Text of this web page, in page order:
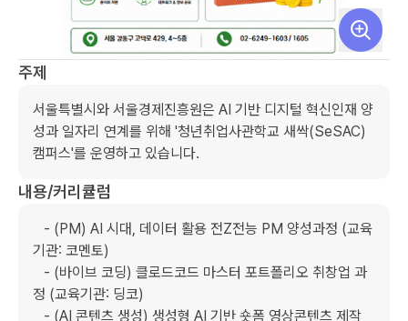
주제
서울특별시와 서울경제진흥원은 AI 기반 디지털 혁신인재 양
성과 일자리 연계를 위해 '청년취업사관학교 새싹(SeSAC)
캠퍼스'를 운영하고 있습니다.
내용/커리큘럼
기관: 코멘토)
정 (교육기관: 딩코)